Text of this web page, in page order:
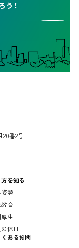
う！
20番2号
を知る
姿勢
教育
厚生
休日
くある質問